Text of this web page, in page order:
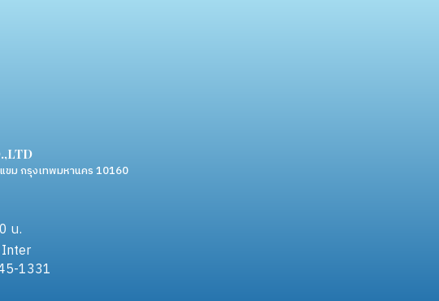
ม กรุงเทพมหานคร 10160
น.
Inter
1331